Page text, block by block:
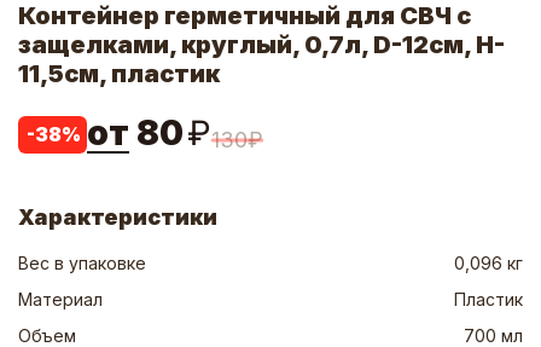
Контейнер герметичный для СВЧ с
защелками, круглый, 0,7л, D-12см, H-
11,5см, пластик
-38% от 80₽130₽
Характеристики
Вес в упаковке
0,096 кг
Материал
Пластик
Объем
700 мл